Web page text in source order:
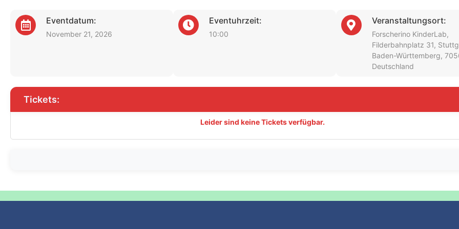
Eventdatum:
November 21, 2026
Eventuhrzeit:
10:00
Veranstaltungsort:
Forscherino KinderLab,
Filderbahnplatz 31,
Baden-Württemberg,
Deutschland
Tickets:
Leider sind keine Tickets verfügbar.